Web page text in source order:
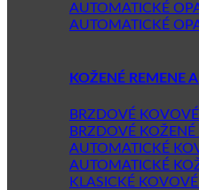
AUTOMATICKÉ
AUTOMATICKÉ
KOŽENÉ REMENE
BRZDOVÉ
BRZDOVÉ KOŽENÉ
AUTOMATICKÉ
AUTOMATICKÉ
KLASICKÉ